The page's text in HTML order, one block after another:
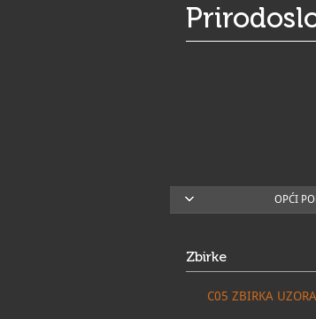
OPĆI
Zbirke
C05 ZBIRKA